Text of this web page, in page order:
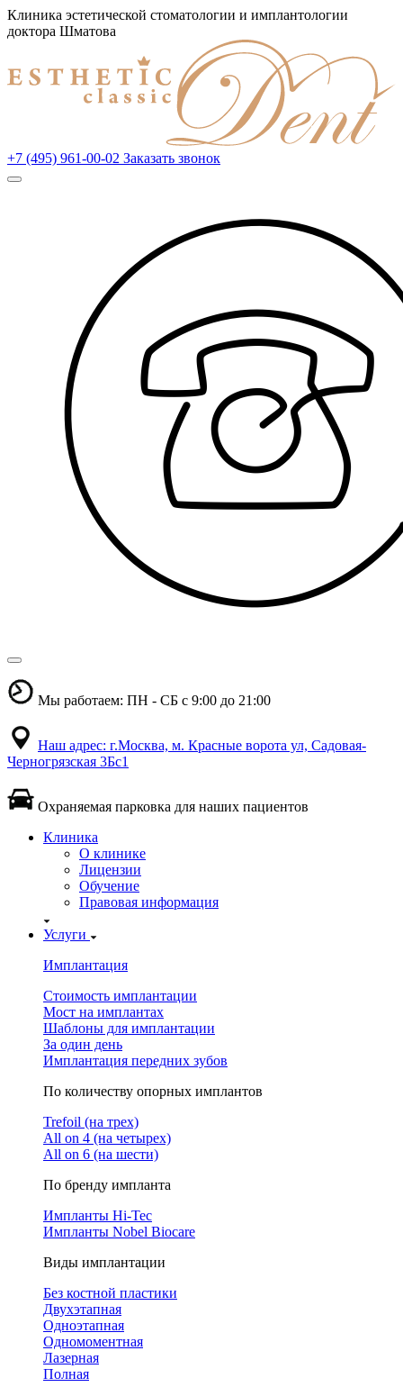
Клиника эстетической стоматологии и имплантологии
доктора Шматова
+7 (495) 961-00-02 Заказать звонок
Мы работаем: ПН - СБ с 9:00 до 21:00
Наш адрес: г.Москва, м. Красные ворота ул, Садовая-
Черногрязская 3Бс1
Охраняемая парковка для наших пациентов
Клиника
О клинике
Лицензии
Обучение
Правовая информация
Услуги
Имплантация
Стоимость имплантации
Мост на имплантах
Шаблоны для имплантации
За один день
Имплантация передних зубов
По количеству опорных имплантов
Trefoil (на трех)
All on 4 (на четырех)
All on 6 (на шести)
По бренду импланта
Импланты Hi-Tec
Импланты Nobel Biocare
Виды имплантации
Без костной пластики
Двухэтапная
Одноэтапная
Одномоментная
Лазерная
Полная